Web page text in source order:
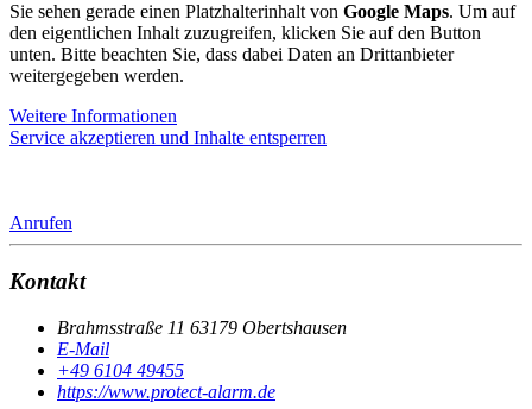
Sie sehen gerade einen Platzhalterinhalt von Google Maps. Um auf
den eigentlichen Inhalt zuzugreifen, klicken Sie auf den Button
unten. Bitte beachten Sie, dass dabei Daten an Drittanbieter
weitergegeben werden.
Weitere Informationen
Service akzeptieren und Inhalte entsperren
Anrufen
Kontakt
Brahmsstraße 11 63179 Obertshausen
E-Mail
+49 6104 49455
https://www.protect-alarm.de